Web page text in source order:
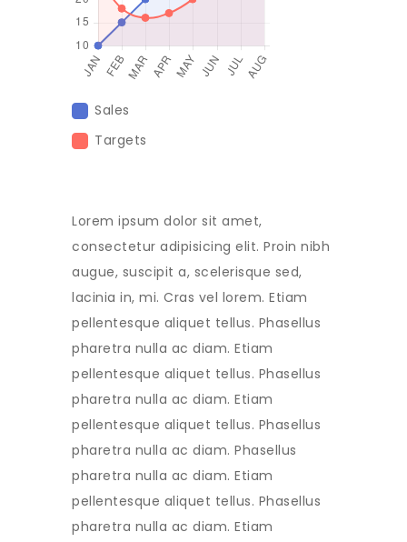
Sales
Targets
Lorem ipsum dolor sit amet,
consectetur adipisicing elit. Proin nibh
augue, suscipit a, scelerisque sed,
lacinia in, mi. Cras vel lorem. Etiam
pellentesque aliquet tellus. Phasellus
pharetra nulla ac diam. Etiam
pellentesque aliquet tellus. Phasellus
pharetra nulla ac diam. Etiam
pellentesque aliquet tellus. Phasellus
pharetra nulla ac diam. Phasellus
pharetra nulla ac diam. Etiam
pellentesque aliquet tellus. Phasellus
pharetra nulla ac diam. Etiam